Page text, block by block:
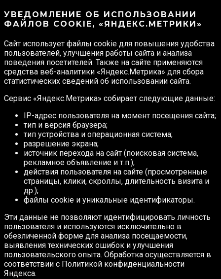
УВЕДОМЛЕНИЕ ОБ ИСПОЛЬЗОВАНИИ
ФАЙЛОВ COOKIE, «ЯНДЕКС.МЕТРИКИ»
Сайт использует файлы cookie для повышения удобства
пользователей, улучшения работы сайта и анализа
поведения посетителей. Также на сайте применяются
средства веб-аналитики «Яндекс.Метрика» для сбора
статистических сведений об использовании сайта.
Сервис «Яндекс.Метрика» собирает следующие данные:
IP-адрес пользователя на момент посещения сайта;
тип и версия браузера;
тип устройства и операционная система;
разрешение экрана;
источник перехода на сайт (поисковая система,
рекламное объявление и т.п.);
действия пользователя на сайте (просмотренные
страницы, клики, скроллы, длительность визита и
др.);
файлы cookie и уникальные идентификаторы.
Эти данные не позволяют идентифицировать личность
пользователя и используются исключительно в
обезличенной форме для анализа посещаемости,
выявления технических ошибок и улучшения
пользовательского опыта. Обработка осуществляется в
соответствии с Политикой конфиденциальности
Яндекса.